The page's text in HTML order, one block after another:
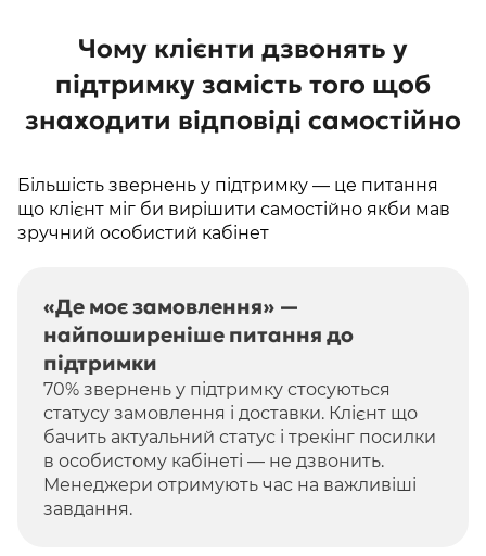
Чому клієнти дзвонять у
підтримку замість того щоб
знаходити відповіді самостійно
Більшість звернень у підтримку — це питання
що клієнт міг би вирішити самостійно якби мав
зручний особистий кабінет
«Де моє замовлення» —
найпоширеніше питання до
підтримки
70% звернень у підтримку стосуються
статусу замовлення і доставки. Клієнт що
бачить актуальний статус і трекінг посилки
в особистому кабінеті — не дзвонить.
Менеджери отримують час на важливіші
завдання.